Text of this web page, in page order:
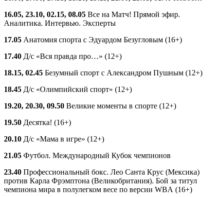
16.05, 23.10, 02.15, 08.05 Все на Матч! Прямой эфир.
Аналитика. Интервью. Эксперты
17.05 Анатомия спорта с Эдуардом Безугловым (16+)
17.40 Д/с «Вся правда про…» (12+)
18.15, 02.45 Безумный спорт с Александром Пушным (12+)
18.45 Д/с «Олимпийский спорт» (12+)
19.20, 20.30, 09.50 Великие моменты в спорте (12+)
19.50 Десятка! (16+)
20.10 Д/с «Мама в игре» (12+)
21.05 Футбол. Международный Кубок чемпионов
23.40 Профессиональный бокс. Лео Санта Крус (Мексика)
против Карла Фрэмптона (Великобритания). Бой за титул
чемпиона мира в полулегком весе по версии WBА (16+)